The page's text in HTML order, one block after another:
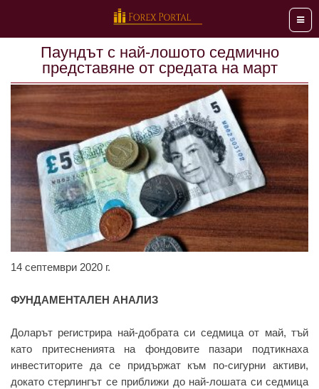
Меню
Паундът с най-лошото седмично
представяне от средата на март
14 септември 2020 г.
ФУНДАМЕНТАЛЕН АНАЛИЗ
Доларът регистрира най-добрата си седмица от май, тъй
като притесненията на фондовите пазари подтикнаха
инвеститорите да се придържат към по-сигурни активи,
докато стерлингът се приближи до най-лошата си седмица